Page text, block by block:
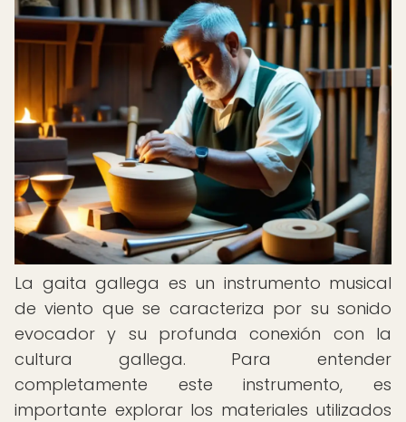
La gaita gallega es un instrumento musical
de viento que se caracteriza por su sonido
evocador y su profunda conexión con la
cultura gallega. Para entender
completamente este instrumento, es
importante explorar los materiales utilizados